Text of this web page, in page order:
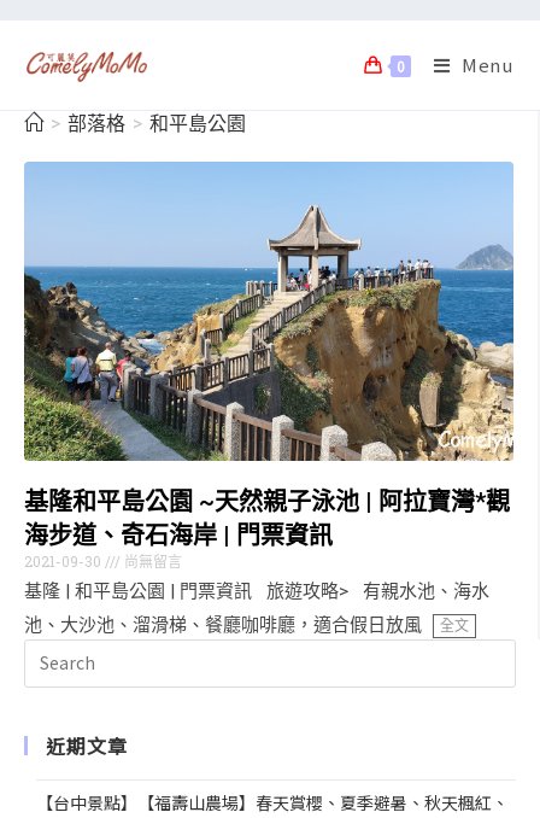
0 Menu
> 部落格 > 和平島公園
基隆和平島公園 ~天然親子泳池 | 阿拉寶灣*觀
海步道、奇石海岸 | 門票資訊
2021-09-30 尚無留言
基隆 | 和平島公園 | 門票資訊 旅遊攻略> 有親水池、海水
池、大沙池、溜滑梯、餐廳咖啡廳，適合假日放風
全文
近期文章
【台中景點】【福壽山農場】春天賞櫻、夏季避暑、秋天楓紅、